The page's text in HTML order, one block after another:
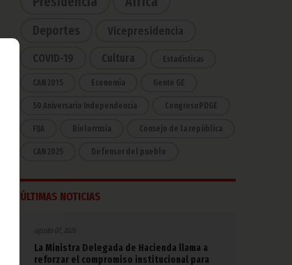
Deportes Vicepresidencia
COVID-19 Cultura Estadísticas
CAN 2015 Economía Gente GE
50 Aniversario Independencia CongresoPDGE
FIJA Bielorrusia Consejo de la república
CAN 2025 Defensor del pueblo
ÚLTIMAS NOTICIAS
agosto 07, 2026
La Ministra Delegada de Hacienda llama a
reforzar el compromiso institucional para